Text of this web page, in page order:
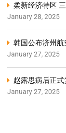
柔新经济特区
January 28, 2025
韩国公布济州
January 27, 2025
赵露思病后正
January 27, 2025